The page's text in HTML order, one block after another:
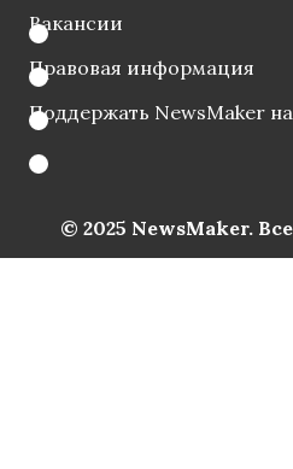
Вакансии
Правовая информация
Поддержать NewsMaker
© 2025 NewsMaker.